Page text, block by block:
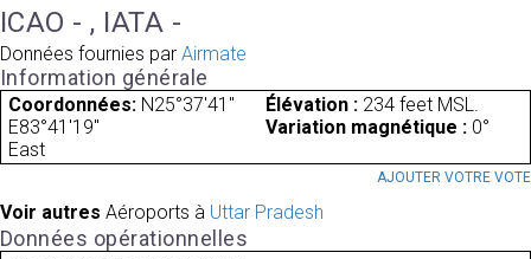
ICAO - , IATA -
Données fournies par Airmate
Information générale
Coordonnées: N25°37'41"
E83°41'19"
Élévation : 234 feet MSL.
Variation magnétique : 0°
East
AJOUTER VOTRE VOTE
Voir autres Aéroports à Uttar Pradesh
Données opérationnelles